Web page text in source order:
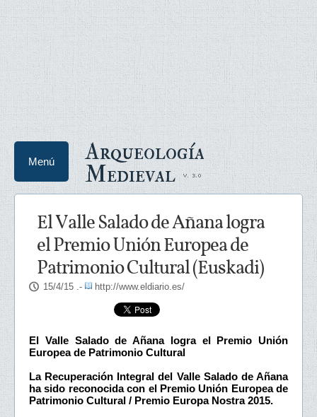
Arqueología
Medieval
Menú
El Valle Salado de Añana logra
el Premio Unión Europea de
Patrimonio Cultural (Euskadi)
15/4/15 .- http://www.eldiario.es/
El Valle Salado de Añana logra el Premio Unión
Europea de Patrimonio Cultural
La Recuperación Integral del Valle Salado de Añana
ha sido reconocida con el Premio Unión Europea de
Patrimonio Cultural / Premio Europa Nostra 2015.